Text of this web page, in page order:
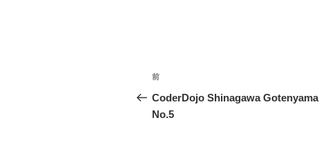
投
稿
ナ
前
の
投
前
CoderDojo Shinagawa Gotenyama
No.5